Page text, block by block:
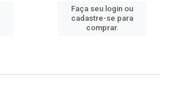
Faça seu login ou
cadastre-se para
comprar.